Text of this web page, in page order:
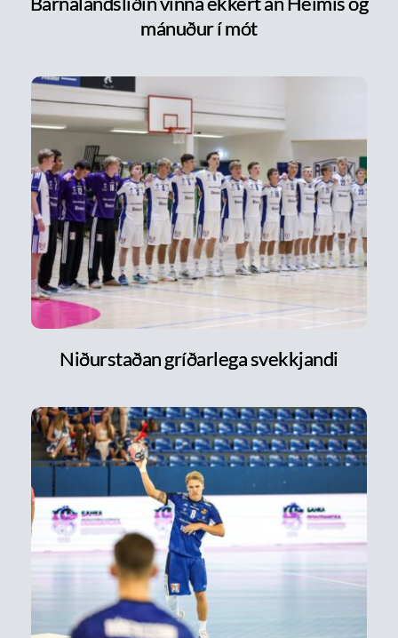
mánuður í mót
Niðurstaðan gríðarlega svekkjandi